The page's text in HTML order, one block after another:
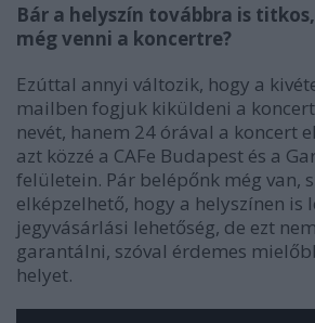
Bár a helyszín továbbra is
még venni a koncertre?
Ezúttal annyi változik, hogy a
mailben fogjuk kiküldeni a
nevét, hanem 24 órával a koncert
azt közzé a CAFe Budapest és a
felületein. Pár belépőnk még van,
elképzelhető, hogy a helyszínen is
jegyvásárlási lehetőség, de ezt
garantálni, szóval érdemes
helyet.